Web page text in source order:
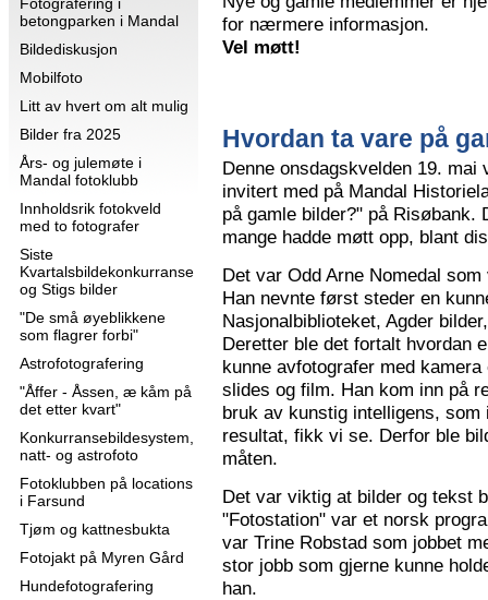
betongparken i Mandal
Bildediskusjon
Mobilfoto
Litt av hvert om alt mulig
Bilder fra 2025
Års- og julemøte i
Mandal fotoklubb
Innholdsrik fotokveld
med to fotografer
Siste
Kvartalsbildekonkurranse
og Stigs bilder
"De små øyeblikkene
som flagrer forbi"
Astrofotografering
"Åffer - Åssen, æ kåm på
det etter kvart"
Konkurransebildesystem,
natt- og astrofoto
Fotoklubben på locations
i Farsund
Tjøm og kattnesbukta
Fotojakt på Myren Gård
Hundefotografering
for nærmere informasjon.
Vel møtt!
Hvordan ta vare på
Denne onsdagskvelden 19.
invitert med på Mandal
på gamle bilder?" på
mange hadde møtt opp, blant
Det var Odd Arne Nomedal
Han nevnte først steder en
Nasjonalbiblioteket, Agder
Deretter ble det fortalt hvordan
kunne avfotografer med
slides og film. Han kom inn på
bruk av kunstig intelligens,
resultat, fikk vi se. Derfor ble
måten.
Det var viktig at bilder og tekst
"Fotostation" var et norsk
var Trine Robstad som jobbet
stor jobb som gjerne kunne
han.